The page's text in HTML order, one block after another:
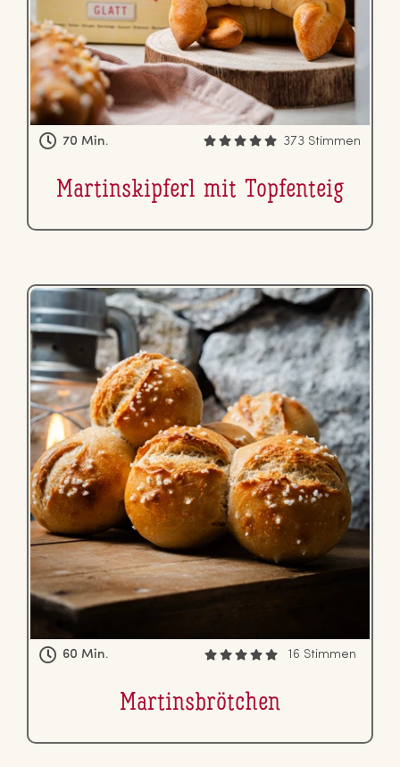
70 Min. 373 Stimmen
Mar­tin­skip­ferl mit Top­fen­teig
60 Min. 16 Stimmen
Mar­tins­bröt­chen